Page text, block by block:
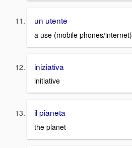
un utente
a use (mobile phones/internet)
iniziativa
initiative
il pianeta
the planet